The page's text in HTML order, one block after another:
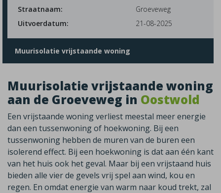
Straatnaam:
Groeveweg
Uitvoerdatum:
21-08-2025
Muurisolatie vrijstaande woning
Muurisolatie vrijstaande woning
aan de Groeveweg in Oostwold
Een vrijstaande woning verliest meestal meer energie
dan een tussenwoning of hoekwoning. Bij een
tussenwoning hebben de muren van de buren een
isolerend effect. Bij een hoekwoning is dat aan één kant
van het huis ook het geval. Maar bij een vrijstaand huis
bieden alle vier de gevels vrij spel aan wind, kou en
regen. En omdat energie van warm naar koud trekt, zal